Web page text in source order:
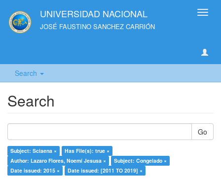
UNIVERSIDAD NACIONAL
JOSÉ FAUSTINO SANCHEZ CARRIÓN
Search
Search
Go
Subject: Sciaena ×
Has File(s): true ×
Author: Lazaro Flores, Noemí Jesusa ×
Subject: Congelado ×
Date issued: 2015 ×
Date issued: [2011 TO 2019] ×